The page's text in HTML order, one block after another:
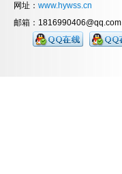
网址： www.hywss.cn
邮箱：1816990406@qq.com